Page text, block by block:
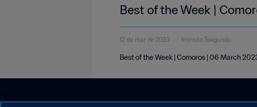
Best of the Week |
12 de mar de 2023 1minuto 5segundo
Best of the Week | Comoros | 06 March